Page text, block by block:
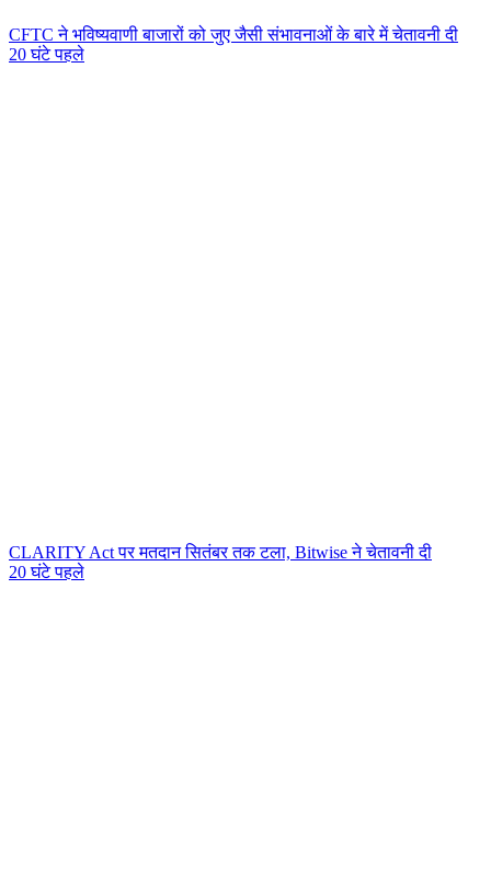
CFTC ने भविष्यवाणी बाजारों को जुए जैसी संभावनाओं के बारे में चेतावनी दी
20 घंटे पहले
CLARITY Act पर मतदान सितंबर तक टला, Bitwise ने चेतावनी दी
20 घंटे पहले